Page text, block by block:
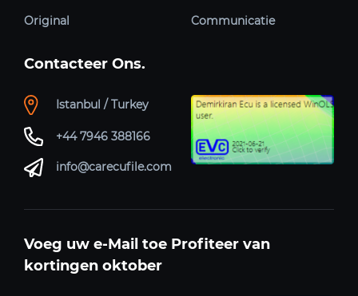
Original
Communicatie
Contacteer Ons.
Istanbul / Turkey
+44 7946 388166
info@carecufile.com
Voeg uw e-Mail toe Profiteer van
kortingen oktober